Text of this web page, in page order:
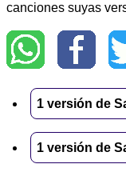
canciones suyas
1 versión de
1 versión de